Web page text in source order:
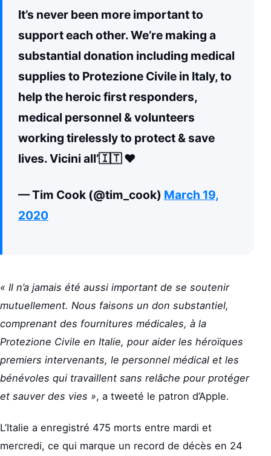
It’s never been more important to
support each other. We’re making a
substantial donation including medical
supplies to Protezione Civile in Italy, to
help the heroic first responders,
medical personnel & volunteers
working tirelessly to protect & save
lives. Vicini all’🇮🇹 ❤️
— Tim Cook (@tim_cook) March 19,
2020
« Il n’a jamais été aussi important de se soutenir
mutuellement. Nous faisons un don substantiel,
comprenant des fournitures médicales, à la
Protezione Civile en Italie, pour aider les héroïques
premiers intervenants, le personnel médical et les
bénévoles qui travaillent sans relâche pour protéger
et sauver des vies », a tweeté le patron d’Apple.
L’Italie a enregistré 475 morts entre mardi et
mercredi, ce qui marque un record de décès en 24